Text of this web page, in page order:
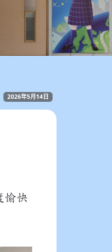
2026年5月14日
愉快